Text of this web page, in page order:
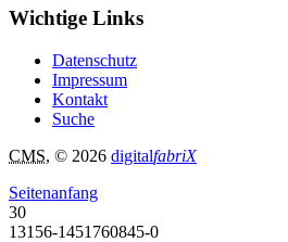
Wichtige Links
Datenschutz
Impressum
Kontakt
Suche
CMS, © 2026 digitalfabriX
Seitenanfang
30
13156-1451760845-0